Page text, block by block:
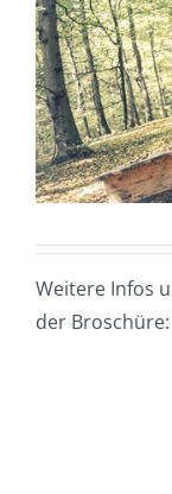
Weitere Infos
der Broschüre: